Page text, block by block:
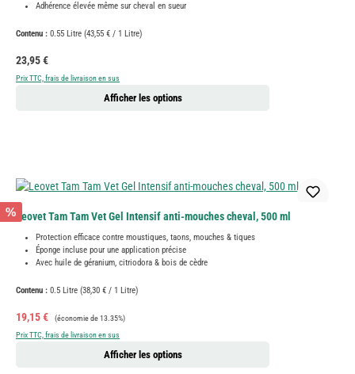
Adhérence élevée même sur cheval en sueur
Contenu : 0.55 Litre (43,55 € / 1 Litre)
Prix régulier :
23,95 €
Prix TTC, frais de livraison en sus
Afficher les options
% Leovet Tam Tam Vet Gel Intensif anti-mouches cheval, 500 ml
Protection efficace contre moustiques, taons, mouches & tiques
Éponge incluse pour une application précise
Avec huile de géranium, citriodora & bois de cèdre
Contenu : 0.5 Litre (38,30 € / 1 Litre)
Prix de vente :
19,15 € Prix régulier :
(économie de 13.35%)
Prix TTC, frais de livraison en sus
Afficher les options